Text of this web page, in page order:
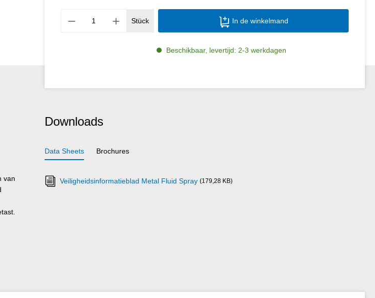
Producthoeveelheid: Voer de gewenste
Stück In de winkelmand
Beschikbaar, levertijd: 2-3 werkdagen
van
Downloads
Data Sheets Brochures
Veiligheidsinformatieblad Metal Fluid Spray (179,28 KB)